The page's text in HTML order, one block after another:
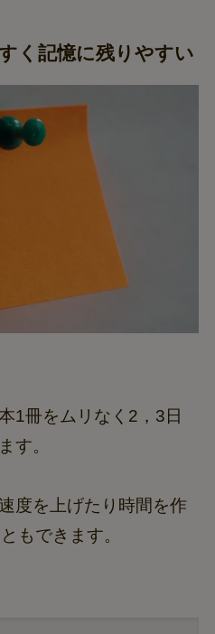
く記憶に残りやすい
1冊をムリなく2，3日
す。
度を上げたり時間を作
もできます。